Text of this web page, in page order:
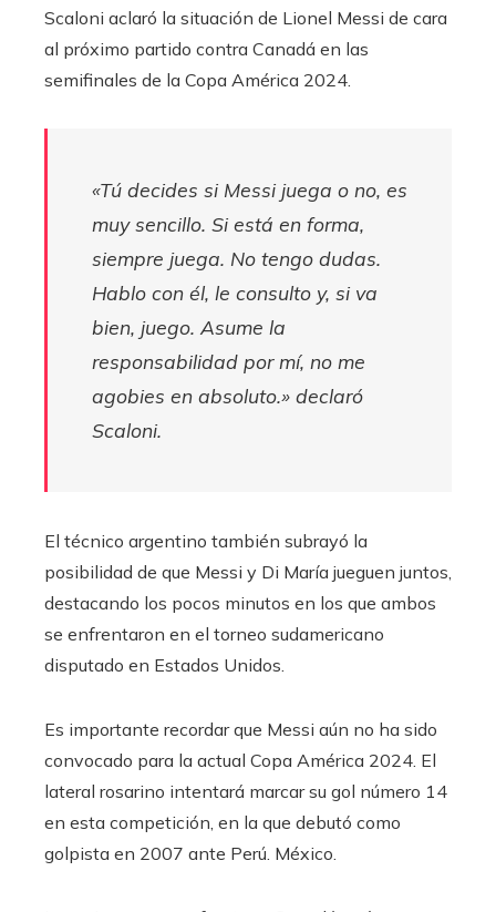
Scaloni aclaró la situación de Lionel Messi de cara
al próximo partido contra Canadá en las
semifinales de la Copa América 2024.
«Tú decides si Messi juega o no, es
muy sencillo. Si está en forma,
siempre juega. No tengo dudas.
Hablo con él, le consulto y, si va
bien, juego. Asume la
responsabilidad por mí, no me
agobies en absoluto.» declaró
Scaloni.
El técnico argentino también subrayó la
posibilidad de que Messi y Di María jueguen juntos,
destacando los pocos minutos en los que ambos
se enfrentaron en el torneo sudamericano
disputado en Estados Unidos.
Es importante recordar que Messi aún no ha sido
convocado para la actual Copa América 2024. El
lateral rosarino intentará marcar su gol número 14
en esta competición, en la que debutó como
golpista en 2007 ante Perú. México.